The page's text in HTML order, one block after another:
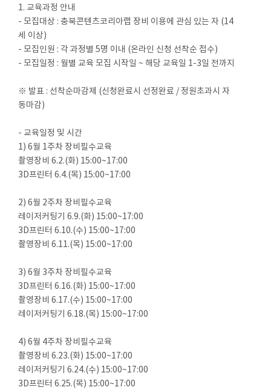
1. 교육과정 안내
- 모집대상 : 충북콘텐츠코리아랩 장비 이용에 관심 있는 자 (14
세 이상)
- 모집인원 : 각 과정별 5명 이내 (온라인 신청 선착순 접수)
- 모집일정 : 월별 교육 모집 시작일 ~ 해당 교육일 1-3일 전까지
※ 발표 : 선착순마감제 (신청완료시 선정완료 / 정원초과시 자
동마감)
- 교육일정 및 시간
1) 6월 1주차 장비필수교육
촬영장비 6.2.(화) 15:00~17:00
3D프린터 6.4.(목) 15:00~17:00
2) 6월 2주차 장비필수교육
레이저커팅기 6.9.(화) 15:00~17:00
3D프린터 6.10.(수) 15:00~17:00
촬영장비 6.11.(목) 15:00~17:00
3) 6월 3주차 장비필수교육
3D프린터 6.16.(화) 15:00~17:00
촬영장비 6.17.(수) 15:00~17:00
레이저커팅기 6.18.(목) 15:00~17:00
4) 6월 4주차 장비필수교육
촬영장비 6.23.(화) 15:00~17:00
레이저커팅기 6.24.(수) 15:00~17:00
3D프린터 6.25.(목) 15:00~17:00